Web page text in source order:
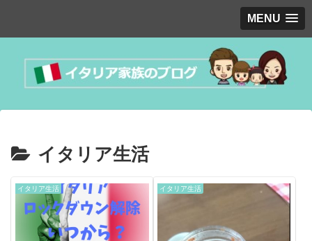
MENU
イタリア生活
イタリア生活 イタリア生活